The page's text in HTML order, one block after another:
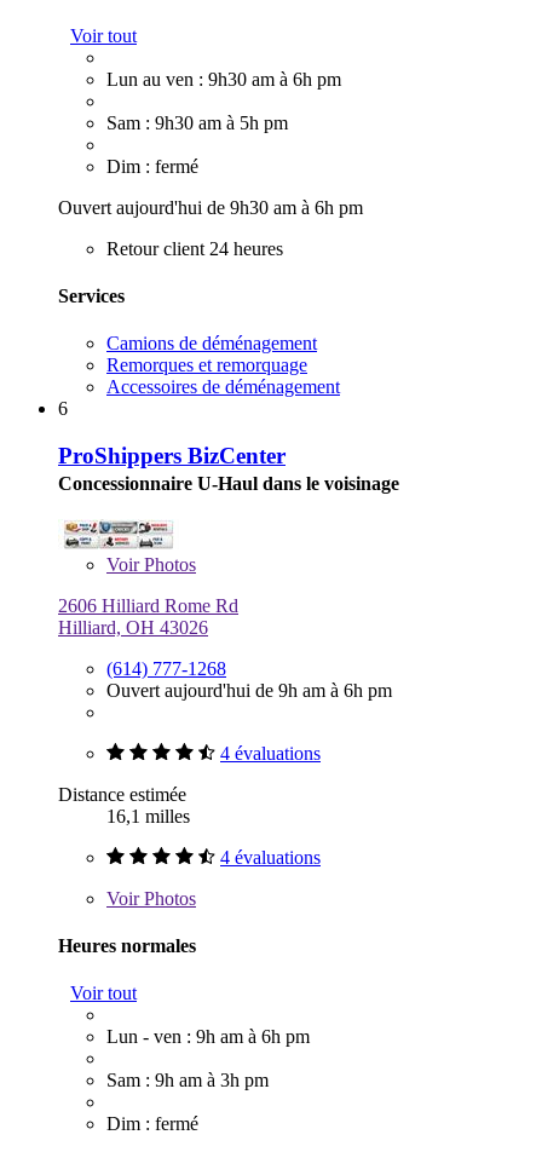
Voir tout
Lun au ven : 9h30 am à 6h pm
Sam : 9h30 am à 5h pm
Dim : fermé
Ouvert aujourd'hui de 9h30 am à 6h pm
Retour client 24 heures
Services
Camions de déménagement
Remorques et remorquage
Accessoires de déménagement
6
ProShippers BizCenter
Concessionnaire U-Haul dans le voisinage
VoirPhotos
2606 Hilliard Rome Rd
Hilliard, OH 43026
(614) 777-1268
Ouvert aujourd'hui de 9h am à 6h pm
4 évaluations
Distance estimée
16,1 milles
4 évaluations
VoirPhotos
Heures normales
Voir tout
Lun - ven : 9h am à 6h pm
Sam : 9h am à 3h pm
Dim : fermé